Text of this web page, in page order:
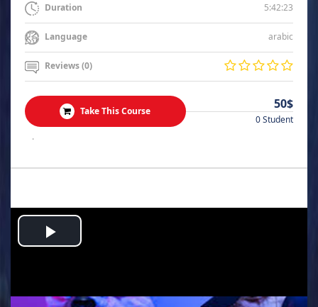
Duration 5:42:23
Language arabic
Reviews (0)
Take This Course 50$
0 Student
.
Play